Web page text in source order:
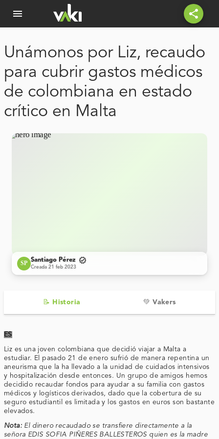
menu share
Unámonos por Liz, recaudo
para cubrir gastos médicos
de colombiana en estado
crítico en Malta
SP Santiago Pérez verified
Creada 21 feb 2023
📝 Historia 💚 Vakers
ES
Liz es una joven colombiana que decidió viajar a Malta a
estudiar. El pasado 21 de enero sufrió de manera repentina un
aneurisma que la ha llevado a la unidad de cuidados intensivos
y hospitalización desde entonces. Un grupo de amigos hemos
decidido recaudar fondos para ayudar a su familia con gastos
médicos y logísticos derivados, dado que la cobertura de su
seguro estudiantil es limitada y los gastos en euros son bastante
elevados.
Nota: El dinero recaudado se transfiere directamente a la
señora EDIS SOFIA PIÑERES BALLESTEROS quien es la madre